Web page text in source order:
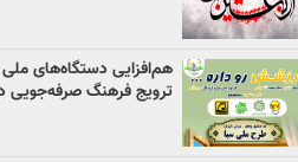
هم‌افزایی دستگاه‌های
ترویج فرهنگ صرفه‌جویی